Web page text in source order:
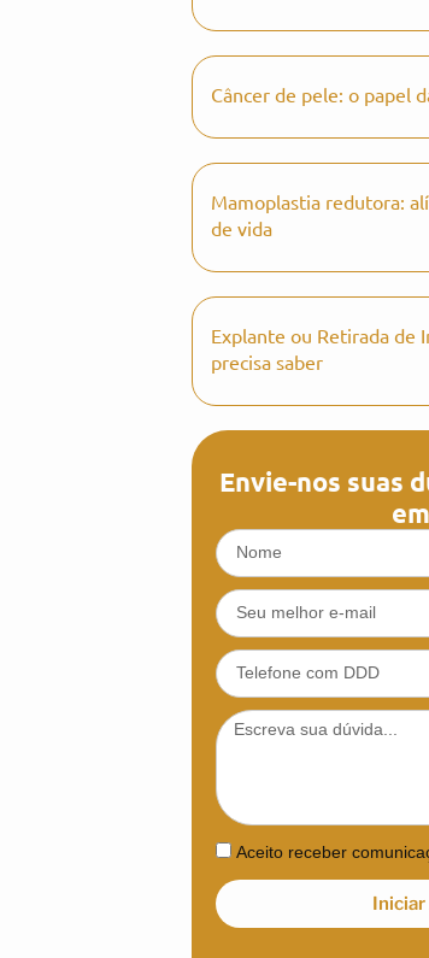
Câncer de pele: o papel
Mamoplastia redutora:
de vida
Explante ou Retirada de
precisa saber
Envie-nos suas
Aceito receber